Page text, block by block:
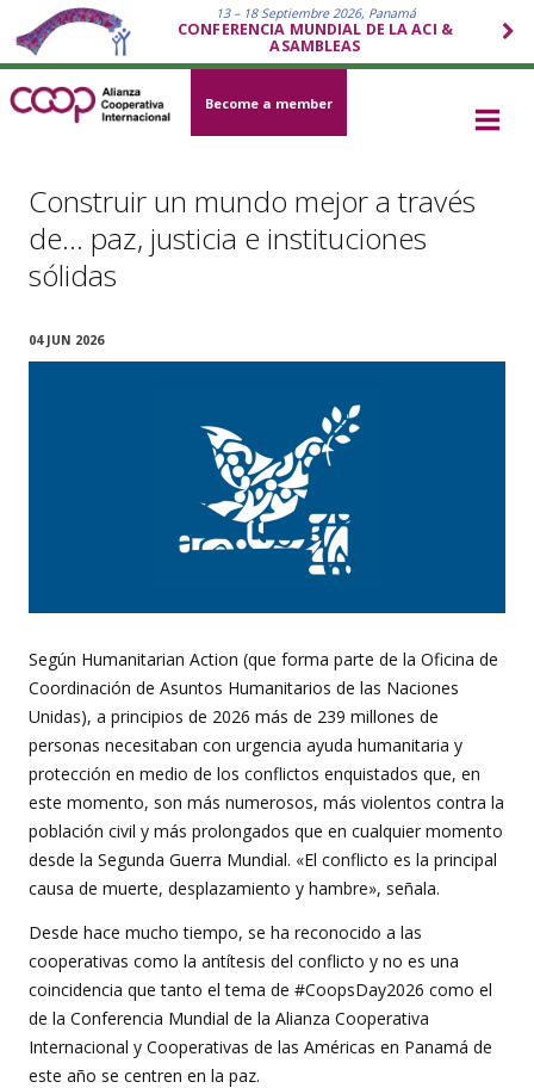
13 – 18 Septiembre 2026, Panamá
CONFERENCIA MUNDIAL DE LA ACI &
ASAMBLEAS
Become a member
Construir un mundo mejor a través
de… paz, justicia e instituciones
sólidas
04 JUN 2026
Según Humanitarian Action (que forma parte de la Oficina de
Coordinación de Asuntos Humanitarios de las Naciones
Unidas), a principios de 2026 más de 239 millones de
personas necesitaban con urgencia ayuda humanitaria y
protección en medio de los conflictos enquistados que, en
este momento, son más numerosos, más violentos contra la
población civil y más prolongados que en cualquier momento
desde la Segunda Guerra Mundial. «El conflicto es la principal
causa de muerte, desplazamiento y hambre», señala.
Desde hace mucho tiempo, se ha reconocido a las
cooperativas como la antítesis del conflicto y no es una
coincidencia que tanto el tema de #CoopsDay2026 como el
de la Conferencia Mundial de la Alianza Cooperativa
Internacional y Cooperativas de las Américas en Panamá de
este año se centren en la paz.